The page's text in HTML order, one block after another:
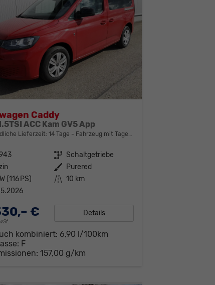
Caddy
ACC Kam GV5 App
Lieferzeit:14 Tage Fahrzeug mit Tageszulassung
Getriebe Schaltgetriebe
Außenfarbe Purered
(116 PS) Kilometerstand 10 km
€ Details
kombiniert: 6,90 l/100km
F
157,00 g/km